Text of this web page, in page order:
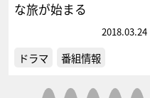
な旅が始まる
2018.03.24
ドラマ 番組情報